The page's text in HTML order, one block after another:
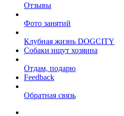
Отзывы
Фото занятий
Клубная жизнь DOGCITY
Собаки ищут хозяина
Отдам, подарю
Feedback
Обратная связь